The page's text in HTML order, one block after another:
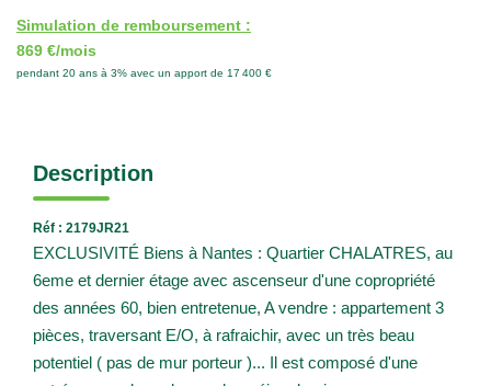
Simulation de remboursement :
869 €/mois
pendant 20 ans à 3% avec un apport de 17 400 €
Description
Réf : 2179JR21
EXCLUSIVITÉ Biens à Nantes : Quartier CHALATRES, au
6eme et dernier étage avec ascenseur d'une copropriété
des années 60, bien entretenue, A vendre : appartement 3
pièces, traversant E/O, à rafraichir, avec un très beau
potentiel ( pas de mur porteur )... Il est composé d'une